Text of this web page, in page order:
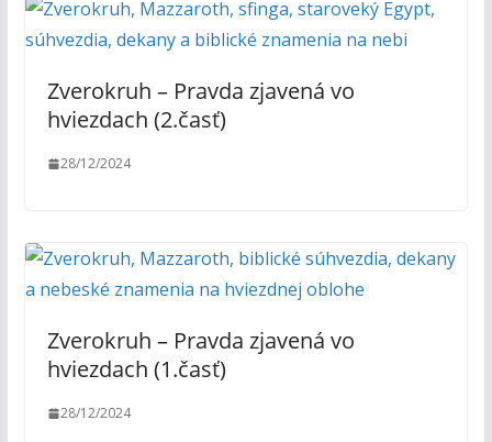
Zverokruh – Pravda zjavená vo
hviezdach (2.časť)
28/12/2024
Zverokruh – Pravda zjavená vo
hviezdach (1.časť)
28/12/2024